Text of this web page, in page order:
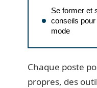
Se former et
conseils
mode
Chaque poste
propres, des